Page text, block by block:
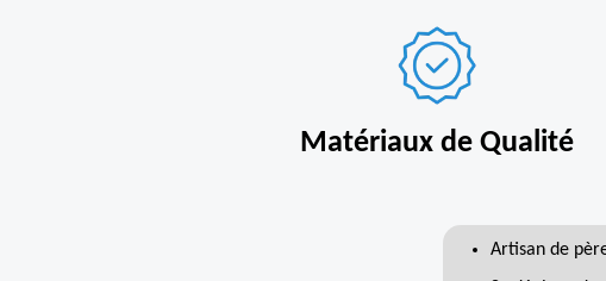
Matériaux de Qualité
Artisan de